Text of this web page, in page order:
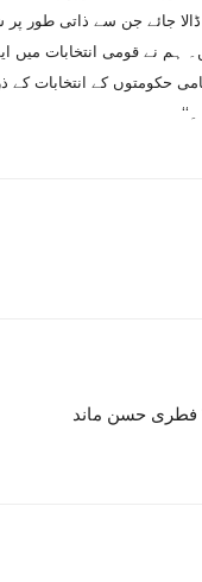
ڈالا جائے جن سے ذاتی طور
نے قومی انتخابات میں
فطری حسن ماند